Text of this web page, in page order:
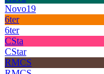
Novo19
6ter
6ter
CSta
CStar
RMCS